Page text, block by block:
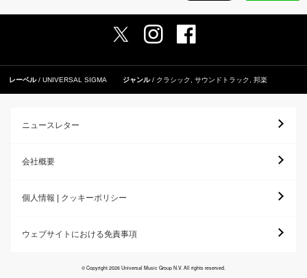
レーベル UNIVERSAL SIGMA ジャンル クラシック サウンドトラック 邦楽
ニュースレター
会社概要
個人情報 | クッキーポリシー
ウェブサイトにおける免責事項
© Copyright 2026 Universal Music Group N.V. All rights reserved.